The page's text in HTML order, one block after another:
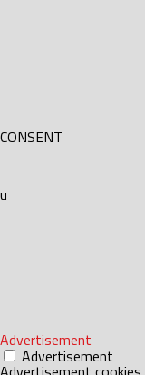
CONSENT
u
Advertisement
Advertisement